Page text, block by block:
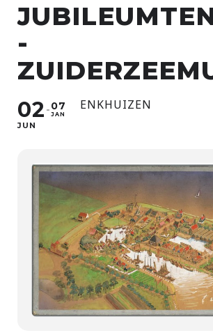
-
02
JUN
07
JAN
ENKHUIZEN